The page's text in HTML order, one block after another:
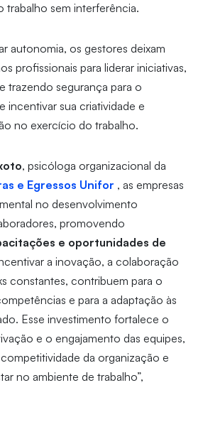
trabalho sem interferência.
autonomia, os gestores deixam
profissionais para liderar iniciativas,
trazendo segurança para o
incentivar sua criatividade e
no exercício do trabalho.
, psicóloga organizacional da
e Egressos Unifor , as empresas
no desenvolvimento
promovendo
e oportunidades de
a inovação, a colaboração
constantes, contribuem para o
e para a adaptação às
Esse investimento fortalece o
e o engajamento das equipes,
da organização e
no ambiente de trabalho”,